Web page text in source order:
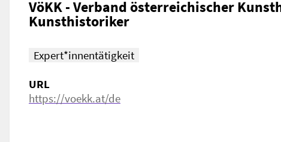
VöKK - Verband österreichischer
Kunsthistoriker
Expert*innentätigkeit
URL
https://voekk.at/de